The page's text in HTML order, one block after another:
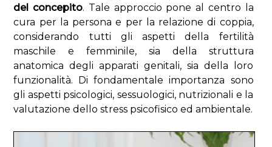
del concepito. Tale approccio pone al centro la
cura per la persona e per la relazione di coppia,
considerando tutti gli aspetti della fertilità
maschile e femminile, sia della struttura
anatomica degli apparati genitali, sia della loro
funzionalità. Di fondamentale importanza sono
gli aspetti psicologici, sessuologici, nutrizionali e la
valutazione dello stress psicofisico ed ambientale.